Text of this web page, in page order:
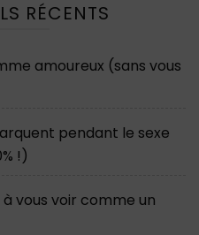
RÉCENTS
amoureux (sans vous
pendant le sexe
!)
vous voir comme un